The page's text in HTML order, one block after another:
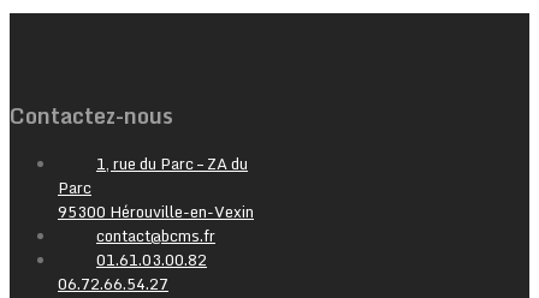
Contactez-nous
1, rue du Parc – ZA du
Parc
95300 Hérouville-en-Vexin
contact@bcms.fr
01.61.03.00.82
06.72.66.54.27